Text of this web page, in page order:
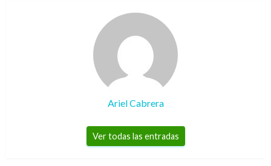
Ariel Cabrera
Ver todas las entradas